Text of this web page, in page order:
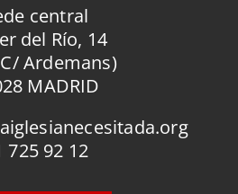
central
del Río, 14
Ardemans)
MADRID
725 92 12